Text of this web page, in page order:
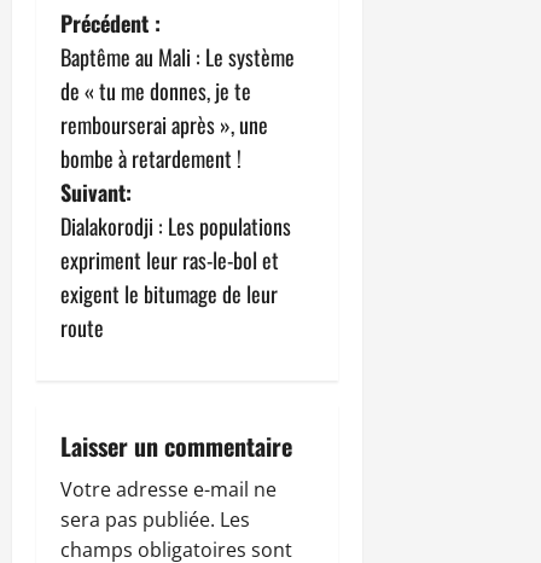
N
a
v
i
g
a
t
o
n
d
Précédent :
Baptême au Mali : Le système
de « tu me donnes, je te
rembourserai après », une
bombe à retardement !
Suivant:
Dialakorodji : Les populations
expriment leur ras-le-bol et
exigent le bitumage de leur
route
Laisser un commentaire
Votre adresse e-mail ne
sera pas publiée. Les
champs obligatoires sont